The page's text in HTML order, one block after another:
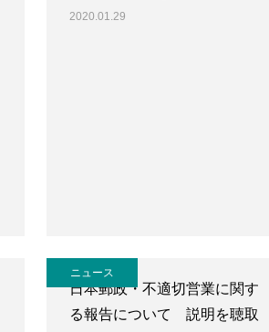
2020.01.29
ニュース
日本郵政・不適切営業に関す
る報告について 説明を聴取